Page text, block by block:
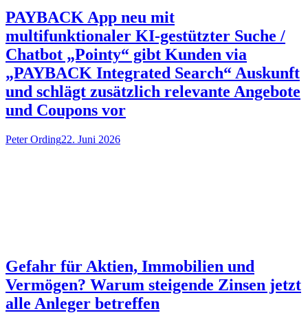
PAYBACK App neu mit
multifunktionaler KI-gestützter Suche /
Chatbot „Pointy“ gibt Kunden via
„PAYBACK Integrated Search“ Auskunft
und schlägt zusätzlich relevante Angebote
und Coupons vor
Peter Ording22. Juni 2026
Gefahr für Aktien, Immobilien und
Vermögen? Warum steigende Zinsen jetzt
alle Anleger betreffen